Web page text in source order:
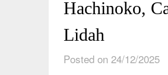
Hachinoko,
Lidah
Posted on 24/12/2025